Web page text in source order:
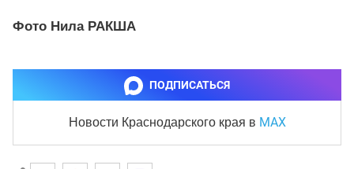
Фото Нила РАКША
ПОДПИСАТЬСЯ
Новости Краснодарского края в MAX